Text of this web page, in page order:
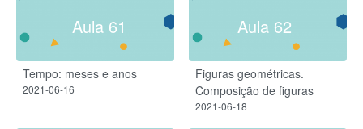
Aula 61
Tempo: meses e anos
2021-06-16
Aula 62
Figuras geométricas.
Composição de figuras
2021-06-18